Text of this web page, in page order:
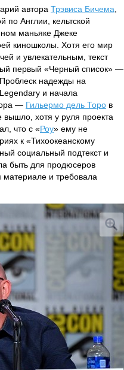
автора Трэвиса Бичема
по Англии, кельтской
маньяке Джеке
киношколы. Хотя его мир
и увлекательным, текст
первый «Черный список» —
надежды на
и начала
— Гильермо дель Торо в
вышло, хотя у руля проекта
что с «Роу» ему не
к «Тихоокеанскому
социальный подтекст и
быть для продюсеров
и требовала